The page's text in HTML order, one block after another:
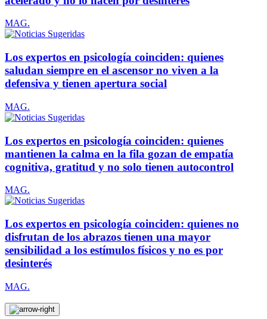
MAG.
Los expertos en psicología coinciden: quienes
saludan siempre en el ascensor no viven a la
defensiva y tienen apertura social
MAG.
Los expertos en psicología coinciden: quienes
mantienen la calma en la fila gozan de empatía
cognitiva, gratitud y no solo tienen autocontrol
MAG.
Los expertos en psicología coinciden: quienes no
disfrutan de los abrazos tienen una mayor
sensibilidad a los estímulos físicos y no es por
desinterés
MAG.